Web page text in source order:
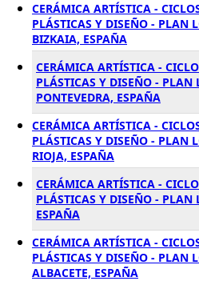
CERÁMICA ARTÍSTICA -
PLÁSTICAS Y DISEÑO - PLAN
BIZKAIA, ESPAÑA
CERÁMICA ARTÍSTICA -
PLÁSTICAS Y DISEÑO - PLAN
PONTEVEDRA, ESPAÑA
CERÁMICA ARTÍSTICA -
PLÁSTICAS Y DISEÑO - PLAN
RIOJA, ESPAÑA
CERÁMICA ARTÍSTICA -
PLÁSTICAS Y DISEÑO - PLAN
ESPAÑA
CERÁMICA ARTÍSTICA -
PLÁSTICAS Y DISEÑO - PLAN
ALBACETE, ESPAÑA